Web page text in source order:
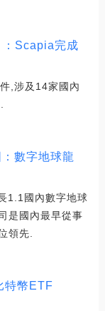
：Scapia完成
,涉及14家國內
數字地球龍
1.1國內數字地球
是國內最早從事
領先.
特幣ETF